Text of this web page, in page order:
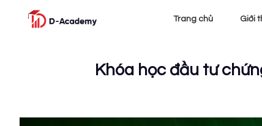
Trang chủ Giới
Khóa học đầu tư